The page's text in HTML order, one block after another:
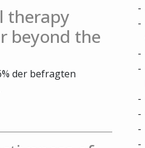
therapy
beyond the
der befragten